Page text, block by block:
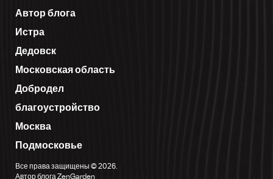
Автор блога
Истра
Дедовск
Московская область
Добродел
благоустройство
Москва
Подмосковье
Все права защищены © 2026.
Автор блога ZenGarden